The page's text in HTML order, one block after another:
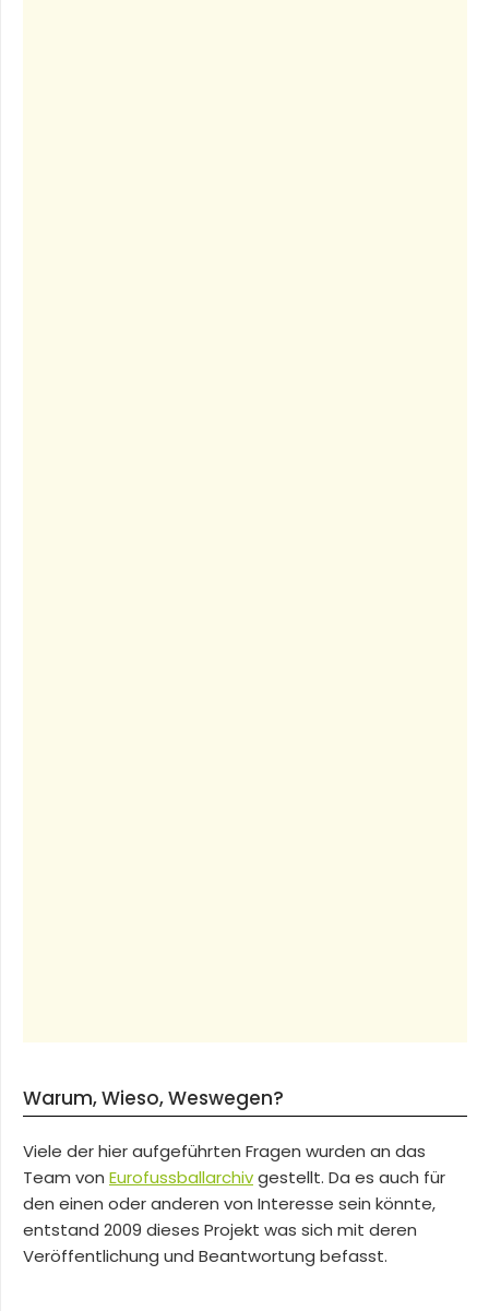
Warum, Wieso, Weswegen?
Viele der hier aufgeführten Fragen wurden an das
Team von Eurofussballarchivgestellt. Da es auch für
den einen oder anderen von Interesse sein könnte,
entstand 2009 dieses Projekt was sich mit deren
Veröffentlichung und Beantwortung befasst.